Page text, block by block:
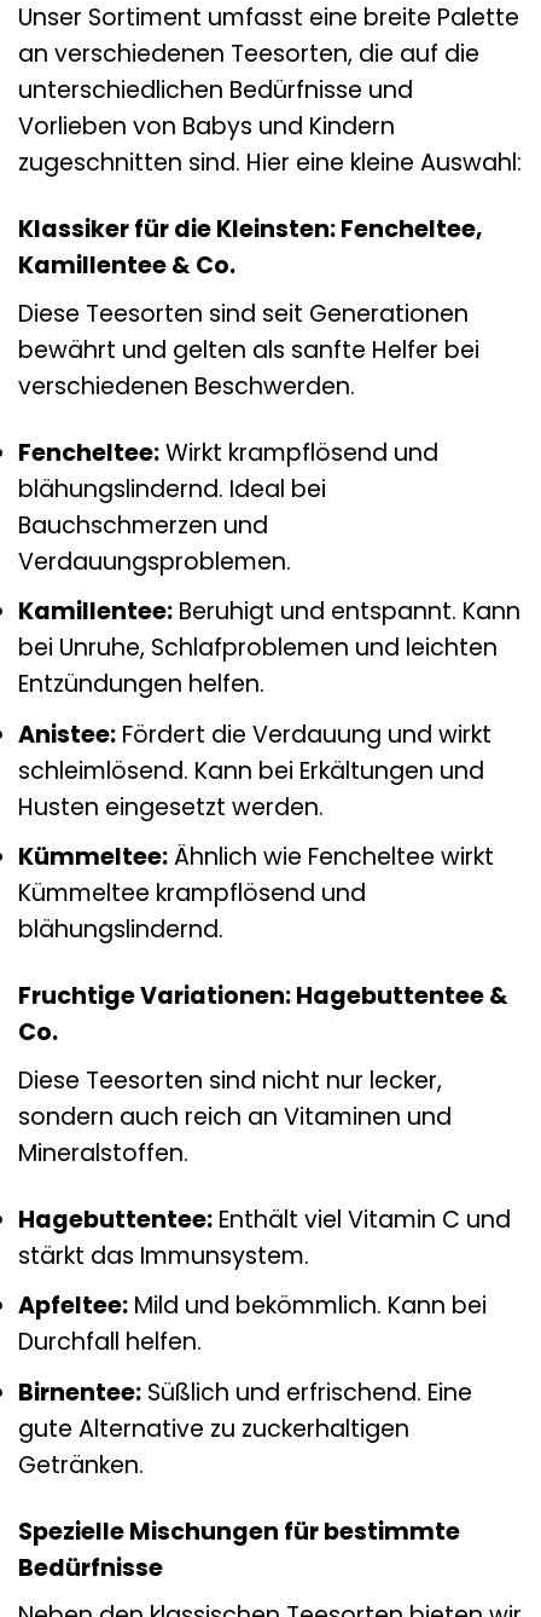
Unser Sortiment umfasst eine breite Palette
an verschiedenen Teesorten, die auf die
unterschiedlichen Bedürfnisse und
Vorlieben von Babys und Kindern
zugeschnitten sind. Hier eine kleine Auswahl:
Klassiker für die Kleinsten: Fencheltee,
Kamillentee & Co.
Diese Teesorten sind seit Generationen
bewährt und gelten als sanfte Helfer bei
verschiedenen Beschwerden.
Fencheltee:Wirkt krampflösend und
blähungslindernd. Ideal bei
Bauchschmerzen und
Verdauungsproblemen.
Kamillentee: Beruhigt und entspannt. Kann
bei Unruhe, Schlafproblemen und leichten
Entzündungen helfen.
Anistee: Fördert die Verdauung und wirkt
schleimlösend. Kann bei Erkältungen und
Husten eingesetzt werden.
Kümmeltee:Ähnlich wie Fencheltee wirkt
Kümmeltee krampflösend und
blähungslindernd.
Fruchtige Variationen: Hagebuttentee &
Co.
Diese Teesorten sind nicht nur lecker,
sondern auch reich an Vitaminen und
Mineralstoffen.
Hagebuttentee: Enthält viel Vitamin C und
stärkt das Immunsystem.
Apfeltee: Mild und bekömmlich. Kann bei
Durchfall helfen.
Birnentee: Süßlich und erfrischend. Eine
gute Alternative zu zuckerhaltigen
Getränken.
Spezielle Mischungen für bestimmte
Bedürfnisse